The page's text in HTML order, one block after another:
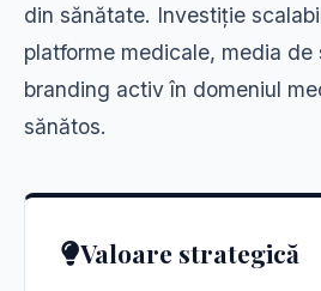
din sănătate. Investiție
platforme medicale, media de
branding activ în domeniul
sănătos.
Valoare strategică